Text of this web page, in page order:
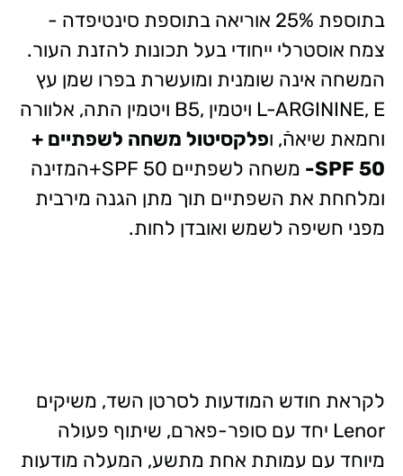
בתוספת 25% אוריאה בתוספת סינטיפדה -
צמח אוסטרלי ייחודי בעל תכונות להזנת העור.
המשחה אינה שומנית ומועשרת בפרו שמן עץ
L-ARGININE, E ויטמין ,B5 ויטמין התה, אלוורה
וחמאת שיאהֿ, ופלקסיטול משחה לשפתיים +
SPF 50
-
משחה לשפתיים SPF 50+המזינה
ומלחחת את השפתיים תוך מתן הגנה מירבית
מפני חשיפה לשמש ואובדן לחות.
לקראת חודש המודעות לסרטן השד, משיקים
Lenor יחד עם סופר-פארם, שיתוף פעולה
מיוחד עם עמותת אחת מתשע, המעלה מודעות